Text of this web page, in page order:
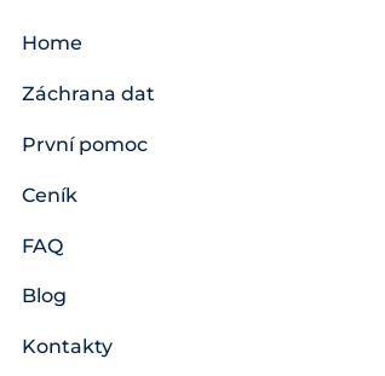
Home
Záchrana dat
První pomoc
Ceník
FAQ
Blog
Kontakty